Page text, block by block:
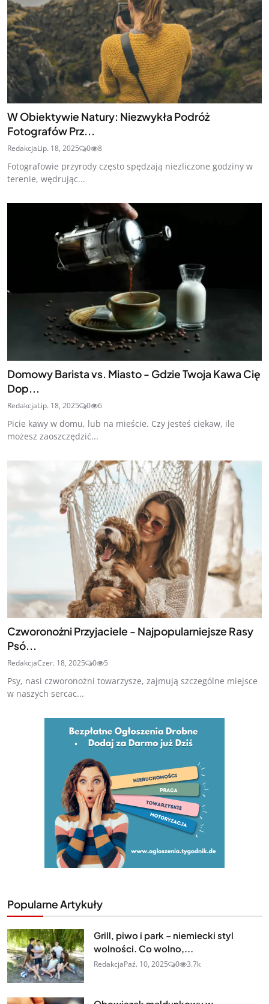
W Obiektywie Natury: Niezwykła Podróż
Fotografów Prz...
RedakcjaLip. 18, 2025 0 8
Fotografowie przyrody często spędzają niezliczone godziny w
terenie, wędrując...
Domowy Barista vs. Miasto - Gdzie Twoja Kawa Cię
Dop...
RedakcjaLip. 18, 2025 0 6
Picie kawy w domu, lub na mieście. Czy jesteś ciekaw, ile
możesz zaoszczędzić...
Czworonożni Przyjaciele - Najpopularniejsze Rasy
Psó...
RedakcjaCzer. 18, 2025 0 5
Psy, nasi czworonożni towarzysze, zajmują szczególne miejsce
w naszych sercac...
Popularne Artykuły
Grill, piwo i park – niemiecki styl
wolności. Co wolno,...
RedakcjaPaź. 10, 2025 0 3.7k